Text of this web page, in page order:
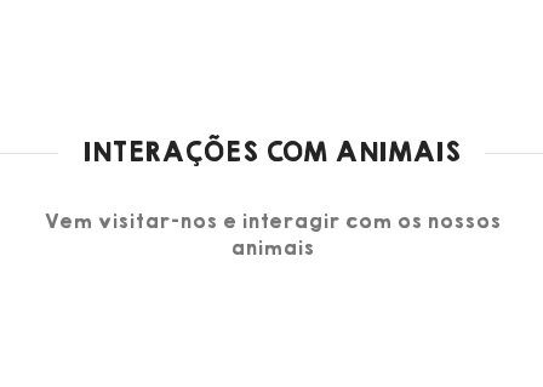
INTERAÇÕES COM ANIMAIS
Vem visitar-nos e interagir com os nossos
animais